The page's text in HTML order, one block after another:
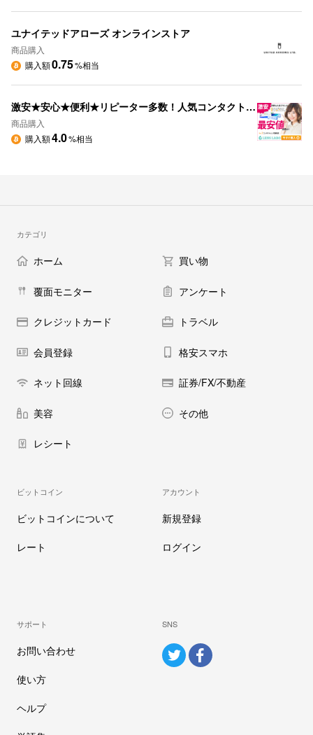
ユナイテッドアローズ オンラインストア
商品購入
購入額0.75%相当
激安★安心★便利★リピーター多数！人気コンタクト販売【レンズラボ】全品処方箋不要
商品購入
購入額4.0%相当
カテゴリ
ホーム 買い物
覆面モニター アンケート
クレジットカード トラベル
会員登録 格安スマホ
ネット回線 証券/FX/不動産
美容 その他
レシート
ビットコイン
ビットコインについて
レート
アカウント
新規登録
ログイン
サポート
お問い合わせ
使い方
ヘルプ
SNS